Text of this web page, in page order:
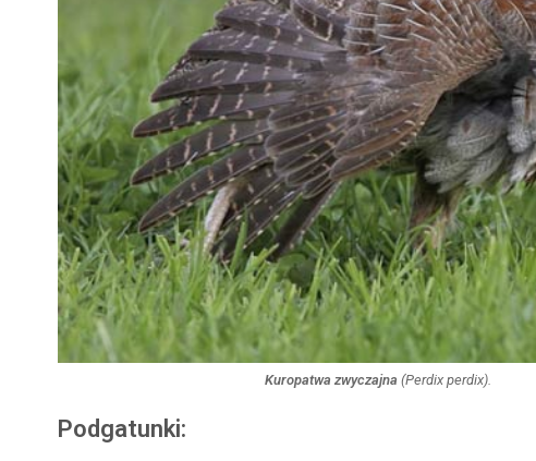
Kuropatwa zwyczajna (Perdix perdix).
Podgatunki: